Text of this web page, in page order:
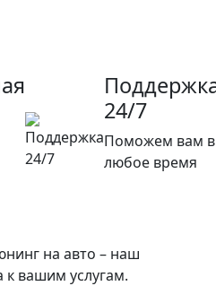
24/7
Поможем вам в
любое время
на авто – наш
к вашим услугам.